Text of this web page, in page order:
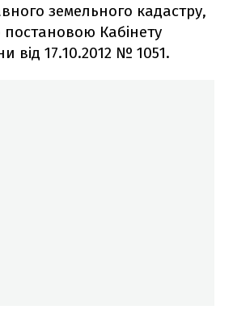
земельного кадастру,
Кабінету
від 17.10.2012 № 1051.